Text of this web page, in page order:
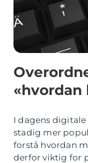
«hvordan
I dagens
stadig mer
forstå hvordan
derfor viktig for